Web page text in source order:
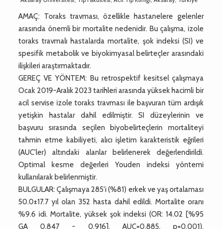
AMAÇ: Toraks travması, özellikle hastanelere gelenler
arasında önemli bir mortalite nedenidir. Bu çalışma, izole
toraks travmalı hastalarda mortalite, şok indeksi (SI) ve
spesifik metabolik ve biyokimyasal belirteçler arasındaki
ilişkileri araştırmaktadır.
GEREÇ VE YÖNTEM: Bu retrospektif kesitsel çalışmaya
Ocak 2019-Aralık 2023 tarihleri arasında yüksek hacimli bir
acil servise izole toraks travması ile başvuran tüm ardışık
yetişkin hastalar dahil edilmiştir. SI düzeylerinin ve
başvuru sırasında seçilen biyobelirteçlerin mortaliteyi
tahmin etme kabiliyeti, alıcı işletim karakteristik eğrileri
(AUC'ler) altındaki alanlar belirlenerek değerlendirildi.
Optimal kesme değerleri Youden indeksi yöntemi
kullanılarak belirlenmiştir.
BULGULAR: Çalışmaya 285'i (%81) erkek ve yaş ortalaması
50.0±17.7 yıl olan 352 hasta dahil edildi. Mortalite oranı
%9.6 idi. Mortalite, yüksek şok indeksi (OR: 14.02 [%95
GA 0.847 - 0.916], AUC=0.885, p=0.001),